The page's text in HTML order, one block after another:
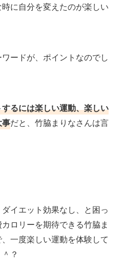
に自分を変えたのが楽しい
ードが、ポイントなのでし
るには楽しい運動、楽しい
事だと、竹脇まりなさんは言
イエット効果なし、と困っ
ロリーを期待できる竹脇ま
一度楽しい運動を体験して
？